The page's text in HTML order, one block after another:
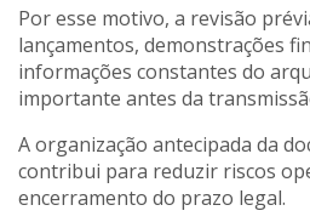
Por esse motivo, a revisão
lançamentos, demonstrações
informações constantes do
importante antes da
A organização antecipada da
contribui para reduzir riscos
encerramento do prazo legal.